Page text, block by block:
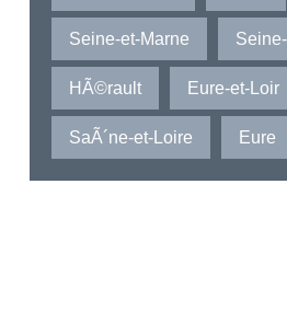
Seine-et-Marne
HÃ©rault Eure-et-Loir
SaÃ´ne-et-Loire Eure